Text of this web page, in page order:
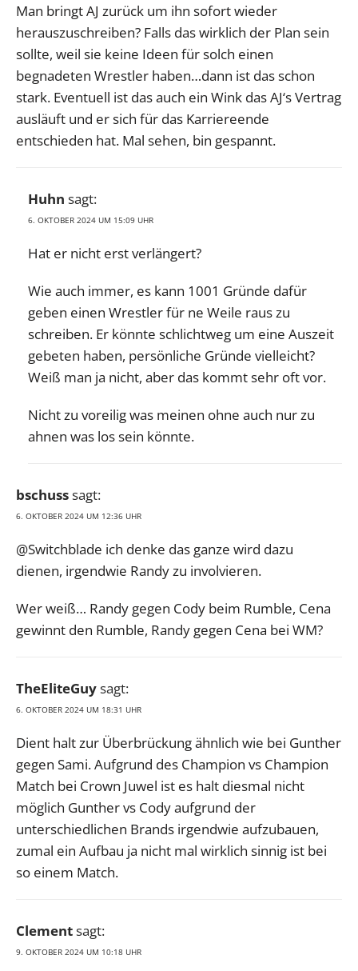
Man bringt AJ zurück um ihn sofort wieder
herauszuschreiben? Falls das wirklich der Plan sein
sollte, weil sie keine Ideen für solch einen
begnadeten Wrestler haben…dann ist das schon
stark. Eventuell ist das auch ein Wink das AJ‘s Vertrag
ausläuft und er sich für das Karriereende
entschieden hat. Mal sehen, bin gespannt.
Huhn sagt:
6. OKTOBER 2024 UM 15:09 UHR
Hat er nicht erst verlängert?
Wie auch immer, es kann 1001 Gründe dafür
geben einen Wrestler für ne Weile raus zu
schreiben. Er könnte schlichtweg um eine Auszeit
gebeten haben, persönliche Gründe vielleicht?
Weiß man ja nicht, aber das kommt sehr oft vor.
Nicht zu voreilig was meinen ohne auch nur zu
ahnen was los sein könnte.
bschusssagt:
6. OKTOBER 2024 UM 12:36 UHR
@Switchblade ich denke das ganze wird dazu
dienen, irgendwie Randy zu involvieren.
Wer weiß… Randy gegen Cody beim Rumble, Cena
gewinnt den Rumble, Randy gegen Cena bei WM?
TheEliteGuysagt:
6. OKTOBER 2024 UM 18:31 UHR
Dient halt zur Überbrückung ähnlich wie bei Gunther
gegen Sami. Aufgrund des Champion vs Champion
Match bei Crown Juwel ist es halt diesmal nicht
möglich Gunther vs Cody aufgrund der
unterschiedlichen Brands irgendwie aufzubauen,
zumal ein Aufbau ja nicht mal wirklich sinnig ist bei
so einem Match.
Clementsagt:
9. OKTOBER 2024 UM 10:18 UHR